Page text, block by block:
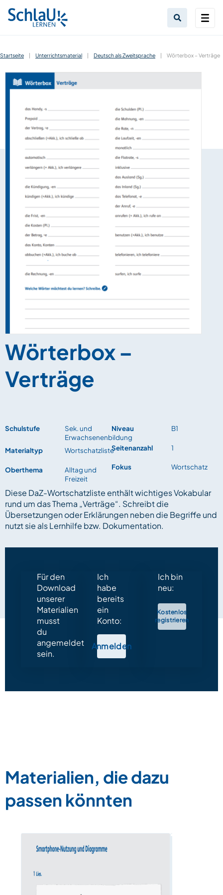
Startseite | Unterrichtsmaterial | Deutsch als Zweitsprache | Wörterbox – Verträge
Wörterbox –
Verträge
Schulstufe
Sek. und
Erwachsenenbildung
Materialtyp
Wortschatzliste
Oberthema
Alltag und
Freizeit
Niveau B1
Seitenanzahl 1
Fokus Wortschatz
Diese DaZ-Wortschatzliste enthält wichtiges Vokabular
rund um das Thema „Verträge“. Schreibt die
Übersetzungen oder Erklärungen neben die Begriffe und
nutzt sie als Lernhilfe bzw. Dokumentation.
Für den
Download
unserer
Materialien
musst
du
angemeldet
sein.
Ich
habe
bereits
ein
Konto:
Anmelden
Ich bin
neu:
Kostenlos
registrieren
Materialien, die dazu
passen könnten